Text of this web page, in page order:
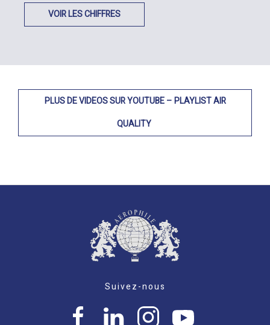
VOIR LES CHIFFRES
PLUS DE VIDEOS SUR YOUTUBE – PLAYLIST AIR
QUALITY
Suivez-nous